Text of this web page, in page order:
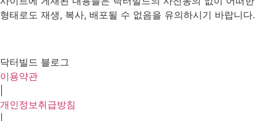
형태로도 재생, 복사, 배포될 수 없음을 유의하시기 바랍니다.
닥터빌드 블로그
이용약관
개인정보취급방침